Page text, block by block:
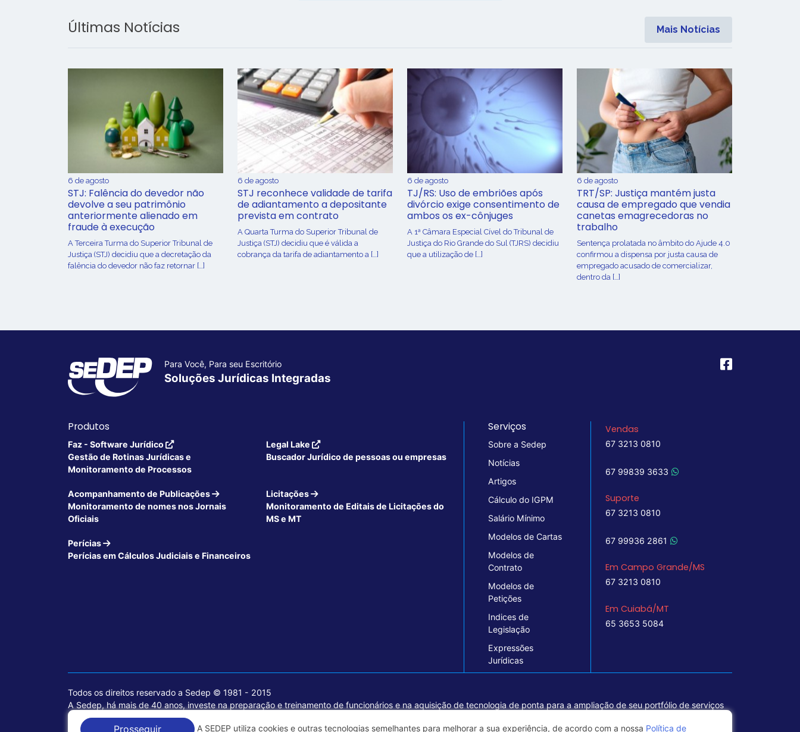
Últimas Notícias Mais Notícias
6 de agosto
STJ: Falência do devedor não
devolve a seu patrimônio
anteriormente alienado em
fraude à execução
A Terceira Turma do Superior Tribunal de
Justiça (STJ) decidiu que a decretação da
falência do devedor não faz retornar […]
6 de agosto
STJ reconhece validade de tarifa
de adiantamento a depositante
prevista em contrato
A Quarta Turma do Superior Tribunal de
Justiça (STJ) decidiu que é válida a
cobrança da tarifa de adiantamento a […]
6 de agosto
TJ/RS: Uso de embriões após
divórcio exige consentimento de
ambos os ex-cônjuges
A 1ª Câmara Especial Cível do Tribunal de
Justiça do Rio Grande do Sul (TJRS) decidiu
que a utilização de […]
6 de agosto
TRT/SP: Justiça mantém justa
causa de empregado que vendia
canetas emagrecedoras no
trabalho
Sentença prolatada no âmbito do Ajude 4.0
confirmou a dispensa por justa causa de
empregado acusado de comercializar,
dentro da […]
Para Você, Para seu Escritório
Soluções Jurídicas Integradas
Produtos
Faz - Software Jurídico
Gestão de Rotinas Jurídicas e
Monitoramento de Processos
Legal Lake
Buscador Jurídico de pessoas ou empresas
Acompanhamento de Publicações
Monitoramento de nomes nos Jornais
Oficiais
Licitações
Monitoramento de Editais de Licitações do
MS e MT
Perícias
Perícias em Cálculos Judiciais e Financeiros
Serviços
Sobre a Sedep
Notícias
Artigos
Cálculo do IGPM
Salário Mínimo
Modelos de Cartas
Modelos de
Contrato
Modelos de
Petições
Indices de
Legislação
Expressões
Jurídicas
Vendas
67 3213 0810
67 99839 3633
Suporte
67 3213 0810
67 99936 2861
Em Campo Grande/MS
67 3213 0810
Em Cuiabá/MT
65 3653 5084
Todos os direitos reservado a Sedep © 1981 - 2015
A Sedep, há mais de 40 anos, investe na preparação e treinamento de funcionários e na aquisição de tecnologia de ponta para a ampliação de seu portfólio de serviços
voltados para a área jurídica, que contemplam informações seguras e excelentes soluções empresariais.
Prosseguir A SEDEP utiliza cookies e outras tecnologias semelhantes para melhorar a sua experiência, de acordo com a nossa Política de